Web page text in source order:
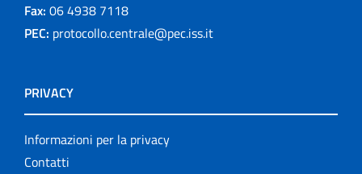
Fax: 06 4938 7118
PEC: protocollo.centrale@pec.iss.it
PRIVACY
Informazioni per la privacy
Contatti